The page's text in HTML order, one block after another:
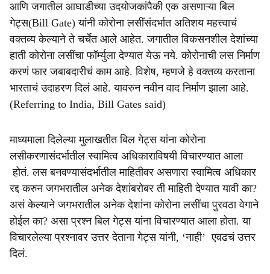
आणि जगातील आघाडीच्या उदयोजकांपैकी एक असणाऱ्या बिल
गेट्स(Bill Gate) यांनी कोरोना लसींसंदर्भात अतिशय महत्त्वाचं
वक्तव्य केल्याने ते चर्चेत आले आहेत. जगातील विकसनशील देशांच्या
हाती कोरोना लसींचा फॉर्म्युला देण्यात येऊ नये. कोरोनाची लस निर्माण
करणं फार जबाबदारीचं काम आहे. विशेष, म्हणजे हे वक्तव्य करताना
भारताचं उदाहरण दिलं आहे. यावरुन नवीन वाद निर्माण झाला आहे.
(Referring to India, Bill Gates said)
माध्यमाला दिलेल्या मुलाखतीत बिल गेट्स यांना कोरोना
लसीकरणासंदर्भातील स्वामित्व अधिकाराविषयी विचारण्यात आला
होतं. लस बनवण्यासंदर्भातील माहितीवर असणारा स्वामित्व अधिकार
रद्द करुन जगभरातील अनेक देशांबरोबर ती माहिती देण्यात यावी का?
असं केल्याने जगभरातील अनेक देशांना कोरोना लसींचा पुरवठा वेगाने
होईल का? असा प्रश्न बिल गेट्स यांना विचारण्यात आला होता. या
विचारलेल्या प्रश्नावर उत्तर देताना गेट्स यांनी, ‘नाही’ एवढचं उत्तर
दिलं.